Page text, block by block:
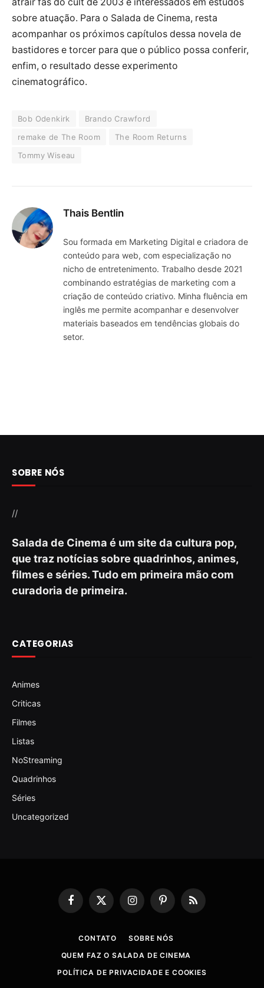
sobre atuação. Para o Salada de Cinema, resta
acompanhar os próximos capítulos dessa novela de
bastidores e torcer para que o público possa conferir,
enfim, o resultado desse experimento
cinematográfico.
Bob Odenkirk
Brando Crawford
remake de The Room
The Room Returns
Tommy Wiseau
Thais Bentlin
Sou formada em Marketing Digital e criadora de
conteúdo para web, com especialização no
nicho de entretenimento. Trabalho desde 2021
combinando estratégias de marketing com a
criação de conteúdo criativo. Minha fluência em
inglês me permite acompanhar e desenvolver
materiais baseados em tendências globais do
setor.
SOBRE NÓS
//
Salada de Cinema é um site da cultura pop,
que traz notícias sobre quadrinhos, animes,
filmes e séries. Tudo em primeira mão com
curadoria de primeira.
CATEGORIAS
Animes
Criticas
Filmes
Listas
NoStreaming
Quadrinhos
Séries
Uncategorized
Facebook
X
InstagramPinterestRSS
CONTATO
SOBRE NÓS
QUEM FAZ O SALADA DE CINEMA
POLÍTICA DE PRIVACIDADE E COOKIES